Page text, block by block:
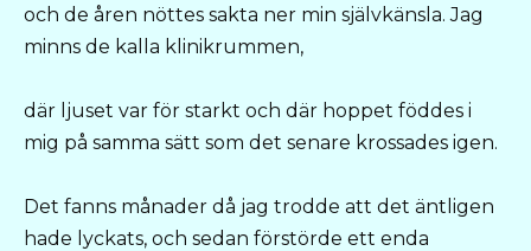
och de åren nöttes sakta ner min självkänsla. Jag
minns de kalla klinikrummen,
där ljuset var för starkt och där hoppet föddes i
mig på samma sätt som det senare krossades igen.
Det fanns månader då jag trodde att det äntligen
hade lyckats, och sedan förstörde ett enda